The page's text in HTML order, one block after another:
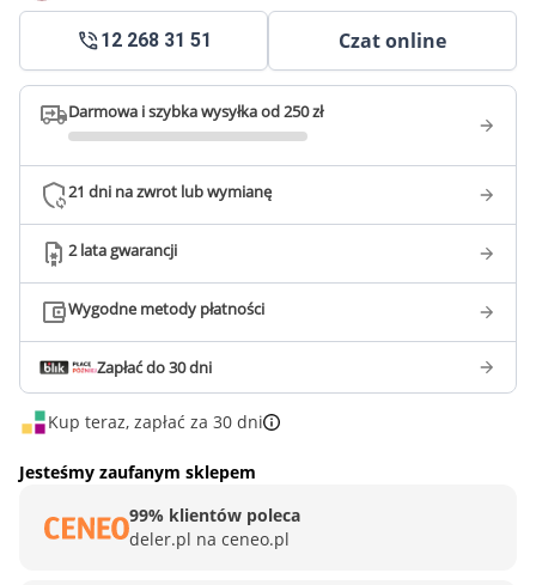
12 268 31 51 Czat online
Darmowa i szybka wysyłka od 250 zł
21 dni na zwrot lub wymianę
2 lata gwarancji
Wygodne metody płatności
Zapłać do 30 dni
Kup teraz, zapłać za 30 dni
Jesteśmy zaufanym sklepem
99% klientów poleca
deler.pl na ceneo.pl